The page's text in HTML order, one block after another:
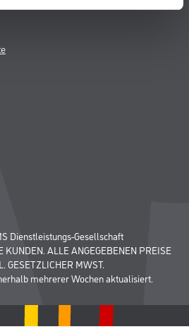
Dienstleistungs-Gesellschaft
KUNDEN. ALLE ANGEGEBENEN PREISE
GESETZLICHER MWST.
mehrerer Wochen aktualisiert.